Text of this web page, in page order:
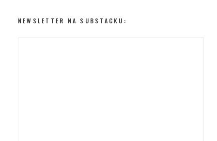
NEWSLETTER NA SUBSTACKU: